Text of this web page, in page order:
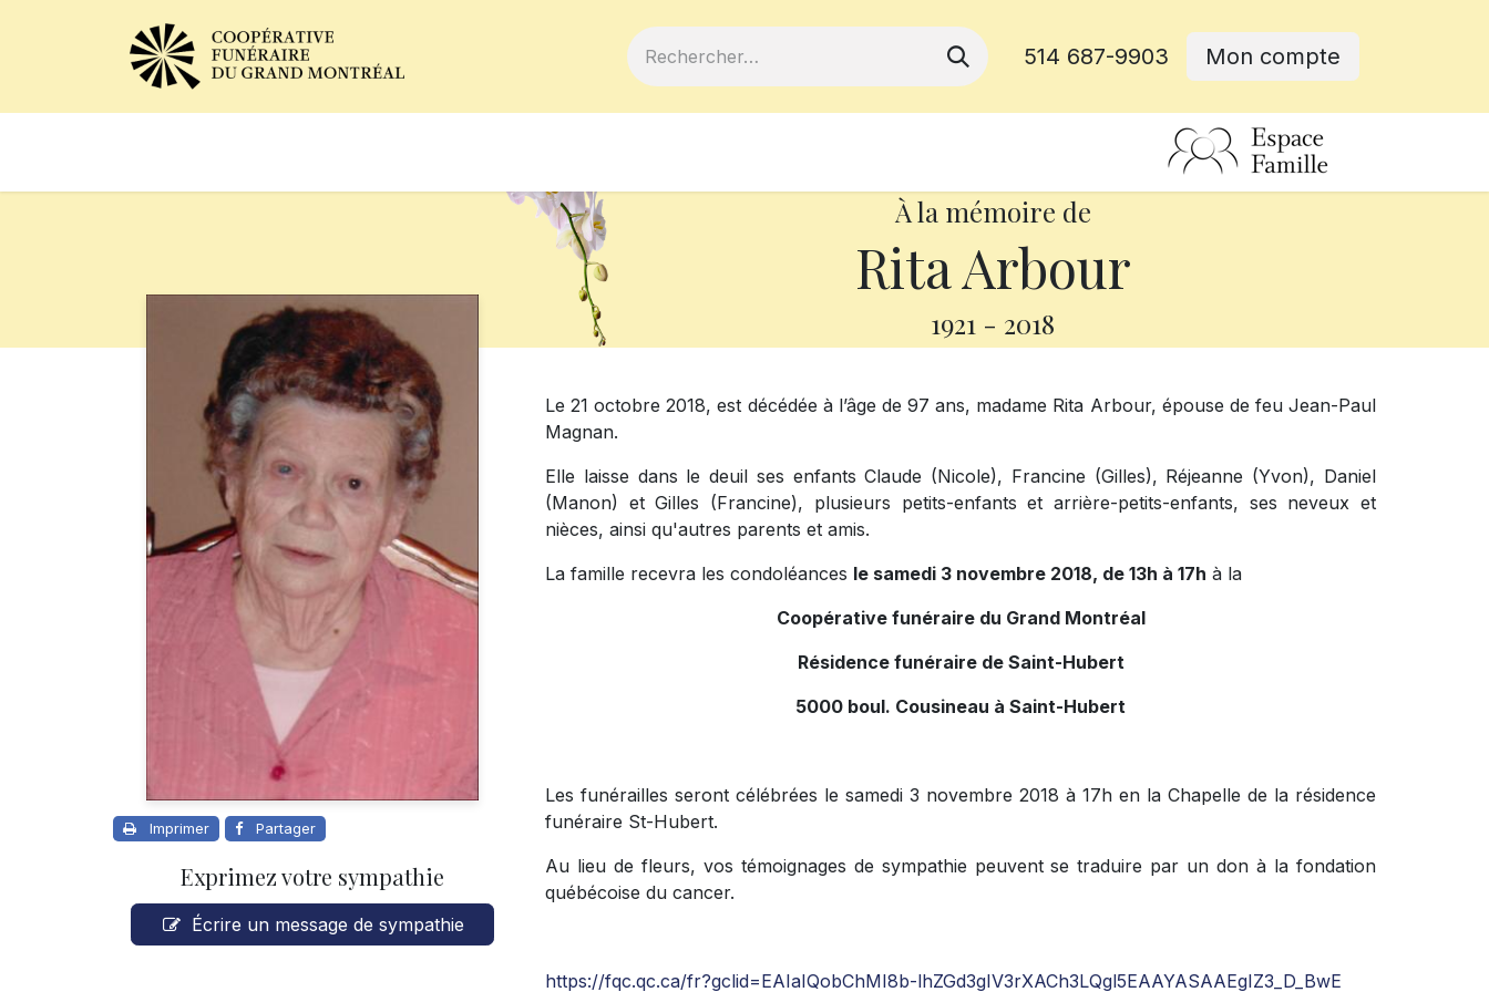
514 687-9903 Mon compte
À la mémoire de
Rita Arbour
1921 - 2018
Imprimer Partager
Exprimez votre sympathie
Écrire un message de sympathie
Le 21 octobre 2018, est décédée à l’âge de 97 ans, madame Rita Arbour, épouse de feu Jean-Paul
Magnan.
Elle laisse dans le deuil ses enfants Claude (Nicole), Francine (Gilles), Réjeanne (Yvon), Daniel
(Manon) et Gilles (Francine), plusieurs petits-enfants et arrière-petits-enfants, ses neveux et
nièces, ainsi qu'autres parents et amis.
La famille recevra les condoléances le samedi 3 novembre 2018, de 13h à 17h à la
Coopérative funéraire du Grand Montréal
Résidence funéraire de Saint-Hubert
5000 boul. Cousineau à Saint-Hubert
Les funérailles seront célébrées le samedi 3 novembre 2018 à 17h en la Chapelle de la résidence
funéraire St-Hubert.
Au lieu de fleurs, vos témoignages de sympathie peuvent se traduire par un don à la fondation
québécoise du cancer.
https://fqc.qc.ca/fr?gclid=EAIaIQobChMI8b-lhZGd3gIV3rXACh3LQgl5EAAYASAAEgIZ3_D_BwE